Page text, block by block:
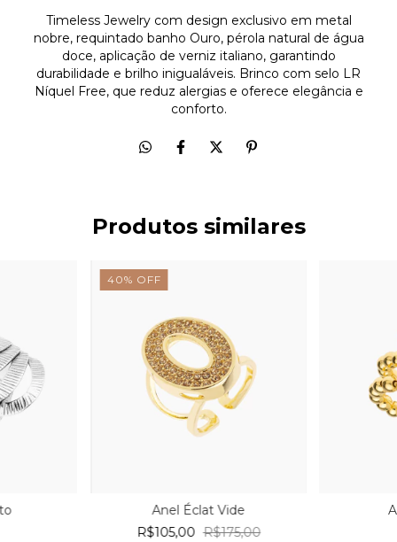
Timeless Jewelry com design exclusivo em metal
nobre, requintado banho Ouro, pérola natural de água
doce, aplicação de verniz italiano, garantindo
durabilidade e brilho inigualáveis. Brinco com selo LR
Níquel Free, que reduz alergias e oferece elegância e
conforto.
Produtos similares
40% OFF
Anel Éclat Vide
R$105,00 R$175,00